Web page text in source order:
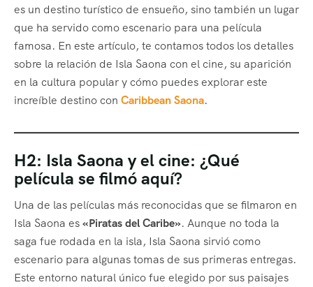
es un destino turístico de ensueño, sino también un lugar
que ha servido como escenario para una película
famosa. En este artículo, te contamos todos los detalles
sobre la relación de Isla Saona con el cine, su aparición
en la cultura popular y cómo puedes explorar este
increíble destino con Caribbean Saona.
H2: Isla Saona y el cine: ¿Qué
película se filmó aquí?
Una de las películas más reconocidas que se filmaron en
Isla Saona es«Piratas del Caribe». Aunque no toda la
saga fue rodada en la isla, Isla Saona sirvió como
escenario para algunas tomas de sus primeras entregas.
Este entorno natural único fue elegido por sus paisajes